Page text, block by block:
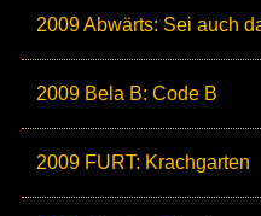
2009 Abwärts: Sei auch
2009 Bela B: Code B
2009 FURT: Krachgarten